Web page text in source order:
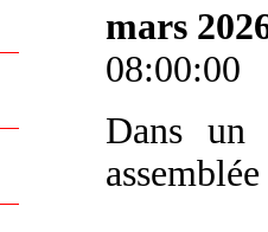
mars
08:00:00
Dans un